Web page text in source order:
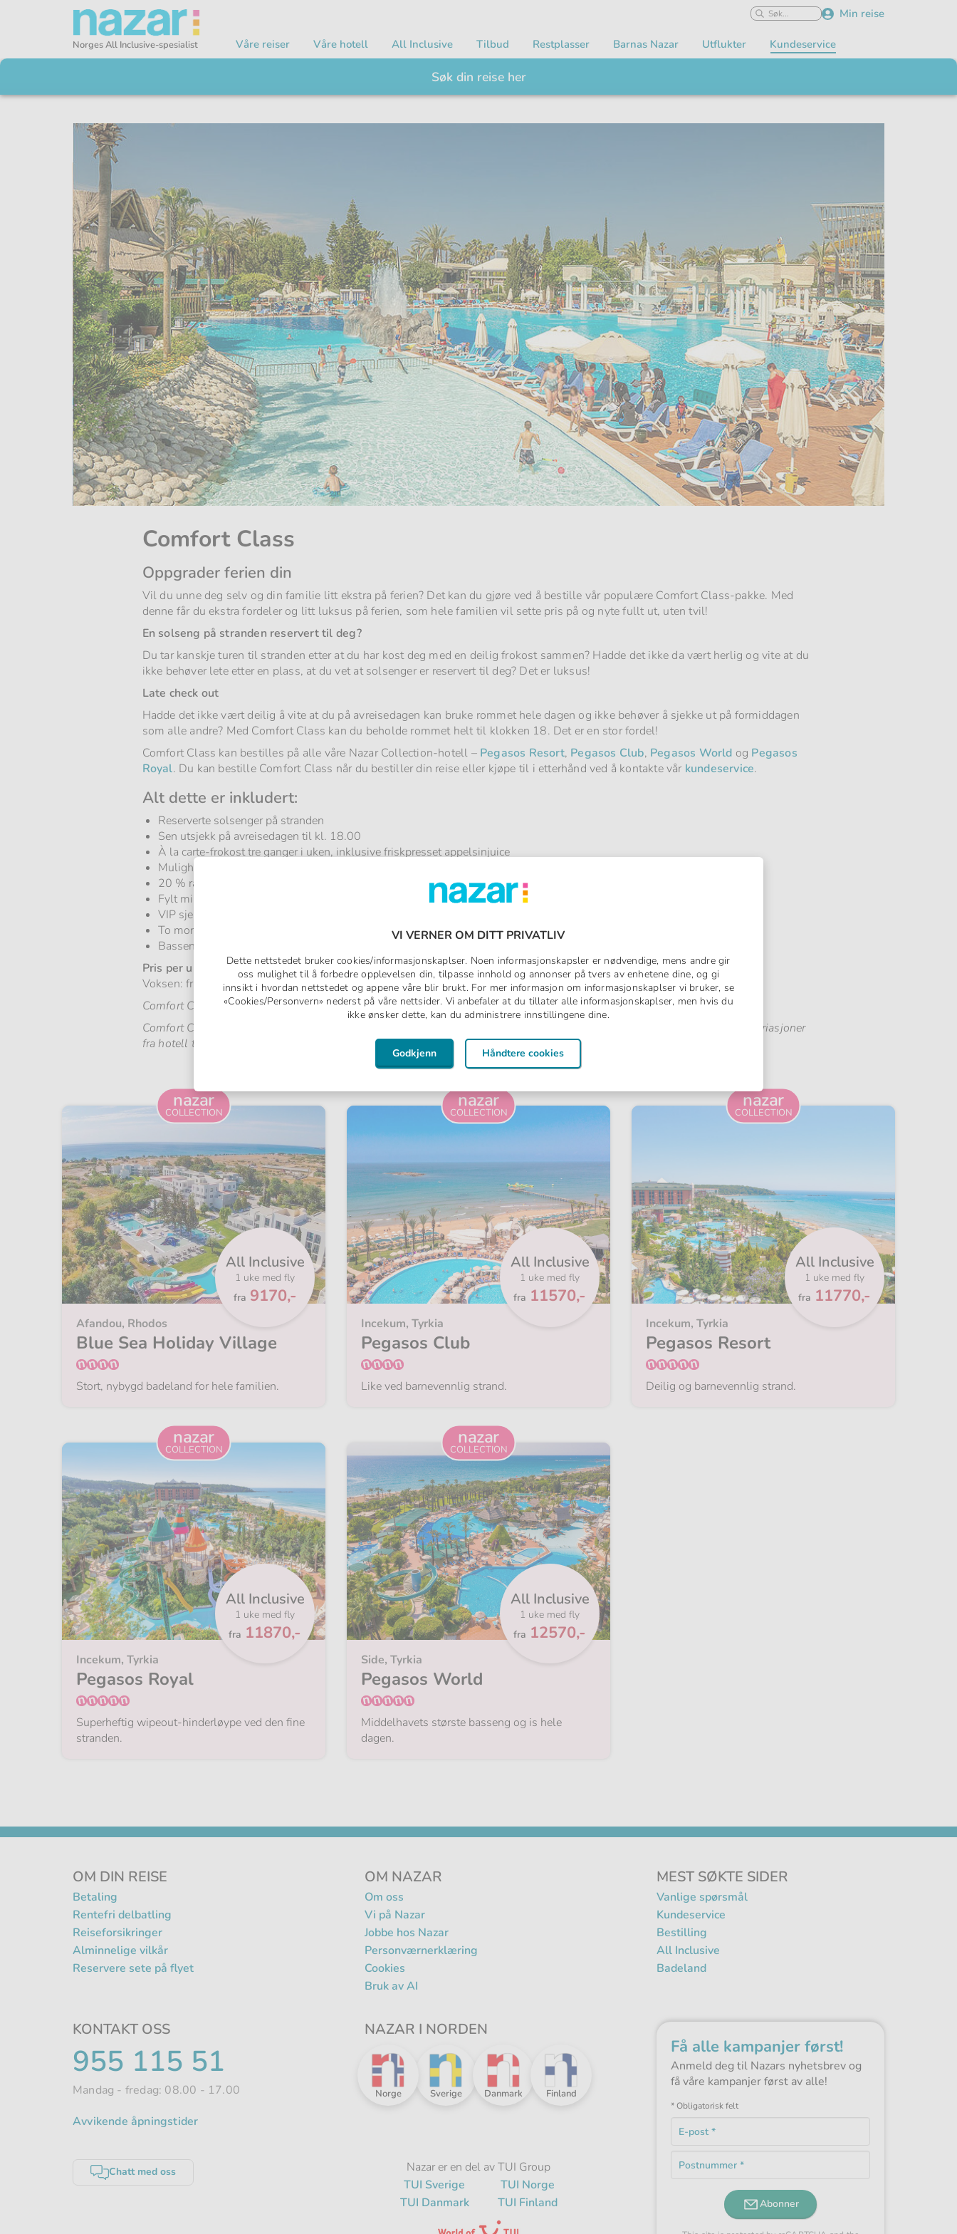
Min reise
Nazar logo
Norges All Inclusive-spesialist Våre reiser Våre hotell All Inclusive Tilbud Restplasser Barnas Nazar Utflukter Kundeservice
Søk din reise her
Comfort Class
Oppgrader ferien din
Vil du unne deg selv og din familie litt ekstra på ferien? Det kan du gjøre ved å bestille vår populære Comfort Class-pakke. Med
denne får du ekstra fordeler og litt luksus på ferien, som hele familien vil sette pris på og nyte fullt ut, uten tvil!
En solseng på stranden reservert til deg?
Du tar kanskje turen til stranden etter at du har kost deg med en deilig frokost sammen? Hadde det ikke da vært herlig og vite at du
ikke behøver lete etter en plass, at du vet at solsenger er reservert til deg? Det er luksus!
Late check out
Hadde det ikke vært deilig å vite at du på avreisedagen kan bruke rommet hele dagen og ikke behøver å sjekke ut på formiddagen
som alle andre? Med Comfort Class kan du beholde rommet helt til klokken 18. Det er en stor fordel!
Comfort Class kan bestilles på alle våre Nazar Collection-hotell – Pegasos Resort, Pegasos Club, Pegasos World og Pegasos
Royal. Du kan bestille Comfort Class når du bestiller din reise eller kjøpe til i etterhånd ved å kontakte vår kundeservice.
Alt dette er inkludert:
Reserverte solsenger på stranden
Sen utsjekk på avreisedagen til kl. 18.00
À la carte-frokost tre ganger i uken, inklusive friskpresset appelsinjuice
Mulighet for et ekstra besøk på en av hotellets temarestauranter
20 % rabatt på alle behandlinger i hotellets velværesenter
Fylt minibar ved ankomst (2 Cola, 1 Cola Light, 1 Fanta, 1 Sprite, 2 mineralvann, 1 l. vann)
VIP sjekk-inn ved ankomst til hotellet
To morgenkåper og to par tøfler
Bassenghåndklær på rommet allerede ved ankomst
Pris per uke:
Voksen: fra 990,-, barn: fra 250,-
Comfort Class skal bestilles senest tre dager innen avreise.
Comfort Class skal bestilles av alle reisende som bor i samme rom (både voksne og barn). Det kan forekomme mindre variasjoner
fra hotell til hotell.
Du kan bestille Comfort Class på alle Nazar Collection-hotell:
All Inclusive
1 uke med fly
Fra
fra 9170,-
Afandou, Rhodos
Blue Sea Holiday Village
Stort, nybygd badeland for hele familien.
nazar
COLLECTION
All Inclusive
1 uke med fly
Fra
fra 11570,-
Incekum, Tyrkia
Pegasos Club
Like ved barnevennlig strand.
nazar
COLLECTION
All Inclusive
1 uke med fly
Fra
fra 11770,-
Incekum, Tyrkia
Pegasos Resort
Deilig og barnevennlig strand.
nazar
COLLECTION
All Inclusive
1 uke med fly
Fra
fra 11870,-
Incekum, Tyrkia
Pegasos Royal
Superheftig wipeout-hinderløype ved den fine
stranden.
nazar
COLLECTION
All Inclusive
1 uke med fly
Fra
fra 12570,-
Side, Tyrkia
Pegasos World
Middelhavets største basseng og is hele
dagen.
nazar
COLLECTION
OM DIN REISE
Betaling
Rentefri delbatling
Reiseforsikringer
Alminnelige vilkår
Reservere sete på flyet
OM NAZAR
Om oss
Vi på Nazar
Jobbe hos Nazar
Personværnerklæring
Cookies
Bruk av AI
MEST SØKTE SIDER
Vanlige spørsmål
Kundeservice
Bestilling
All Inclusive
Badeland
KONTAKT OSS
TELEFONNUMMER
955 115 51
Mandag - fredag: 08.00 - 17.00
Avvikende åpningstider
Chatt med oss
NAZAR I NORDEN
Nazar
Sverige
Nazar
Danmark
Nazar
Finland
Nazar
Norge
Nazar er en del av TUI Group
TUI Sverige
TUI Norge
TUI Danmark
TUI Finland
Få alle kampanjer først!
Anmeld deg til Nazars nyhetsbrev og
få våre kampanjer først av alle!
* Obligatorisk felt
E-
post
felt
Postnummer
Obligatorisk
Abonner
VI VERNER OM DITT PRIVATLIV
Dette nettstedet bruker cookies/informasjonskaplser. Noen informasjonskapsler er nødvendige, mens andre gir
oss mulighet til å forbedre opplevelsen din, tilpasse innhold og annonser på tvers av enhetene dine, og gi
innsikt i hvordan nettstedet og appene våre blir brukt. For mer informasjon om informasjonskaplser vi bruker, se
«Cookies/Personvern» nederst på våre nettsider. Vi anbefaler at du tillater alle informasjonskaplser, men hvis du
ikke ønsker dette, kan du administrere innstillingene dine.
Godkjenn Håndtere cookies